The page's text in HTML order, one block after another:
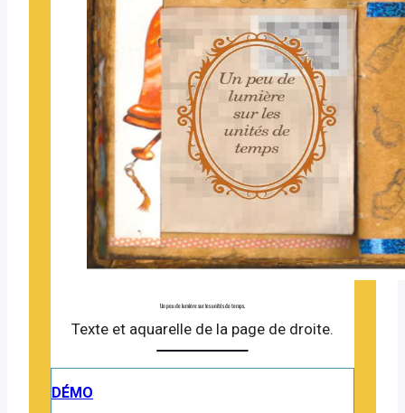
Un peu de lumière sur les unités de temps.
Texte et aquarelle de la page de droite.
DÉMO